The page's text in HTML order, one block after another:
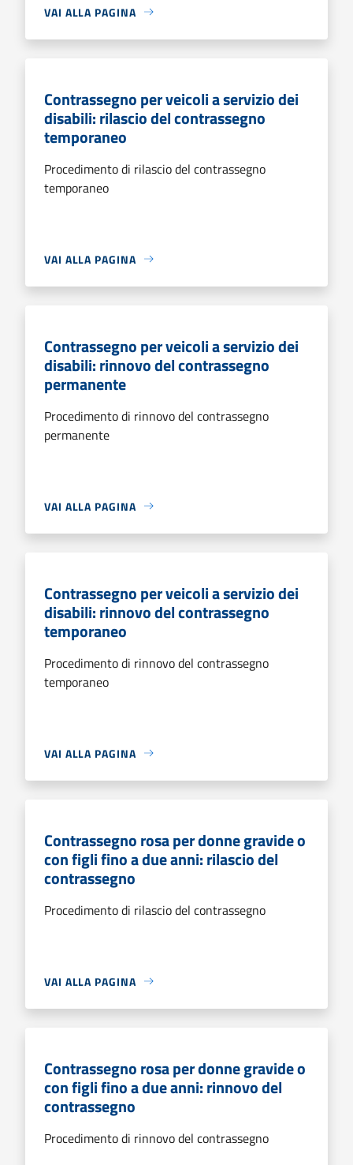
VAI ALLA PAGINA
Contrassegno per veicoli a servizio dei
disabili: rilascio del contrassegno
temporaneo
Procedimento di rilascio del contrassegno
temporaneo
VAI ALLA PAGINA
Contrassegno per veicoli a servizio dei
disabili: rinnovo del contrassegno
permanente
Procedimento di rinnovo del contrassegno
permanente
VAI ALLA PAGINA
Contrassegno per veicoli a servizio dei
disabili: rinnovo del contrassegno
temporaneo
Procedimento di rinnovo del contrassegno
temporaneo
VAI ALLA PAGINA
Contrassegno rosa per donne gravide o
con figli fino a due anni: rilascio del
contrassegno
Procedimento di rilascio del contrassegno
VAI ALLA PAGINA
Contrassegno rosa per donne gravide o
con figli fino a due anni: rinnovo del
contrassegno
Procedimento di rinnovo del contrassegno